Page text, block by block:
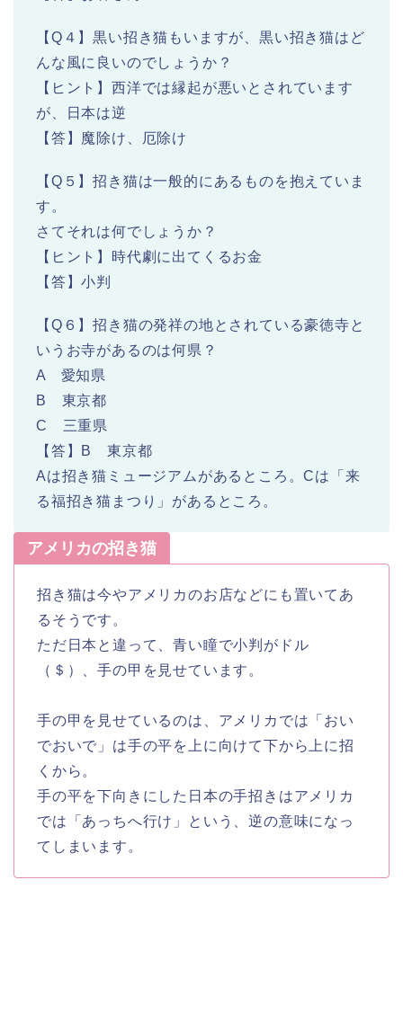
【Q４】黒い招き猫もいますが、黒い招き猫はど
んな風に良いのでしょうか？
【ヒント】西洋では縁起が悪いとされています
が、日本は逆
【答】魔除け、厄除け
【Q５】招き猫は一般的にあるものを抱えていま
す。
さてそれは何でしょうか？
【ヒント】時代劇に出てくるお金
【答】小判
【Q６】招き猫の発祥の地とされている豪徳寺と
いうお寺があるのは何県？
A 愛知県
B 東京都
C 三重県
【答】B 東京都
Aは招き猫ミュージアムがあるところ。Cは「来
る福招き猫まつり」があるところ。
アメリカの招き猫
招き猫は今やアメリカのお店などにも置いてあ
るそうです。
ただ日本と違って、青い瞳で小判がドル
（＄）、手の甲を見せています。
手の甲を見せているのは、アメリカでは「おい
でおいで」は手の平を上に向けて下から上に招
くから。
手の平を下向きにした日本の手招きはアメリカ
では「あっちへ行け」という、逆の意味になっ
てしまいます。